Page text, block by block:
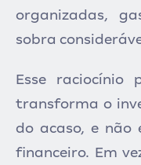
organizadas,
sobra
Esse raciocínio
transforma o
do acaso, e não
financeiro. Em